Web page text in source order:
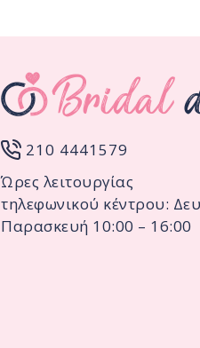
210 4441579
Ώρες λειτουργίας
τηλεφωνικού κέντρου:
Παρασκευή 10:00 – 16:00